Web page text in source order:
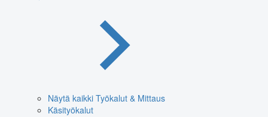
Näytä kaikki Työkalut & Mittaus
Käsityökalut